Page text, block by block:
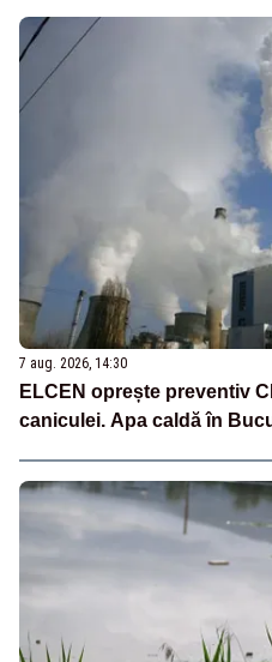
7 aug. 2026, 14:30
ELCEN oprește preventiv
caniculei. Apa caldă în